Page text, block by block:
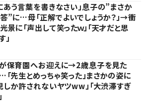
あう言葉を書きなさい」息子の”まさか
”に…母「正解でよいでしょうか？」→衝
景に「声出して笑ったｗ」「天才だと思
」
保育園へお迎えに→2歳息子を見た
先生とめっちゃ笑った」まさかの姿に
しか許されないヤツww」「大渋滞すぎ